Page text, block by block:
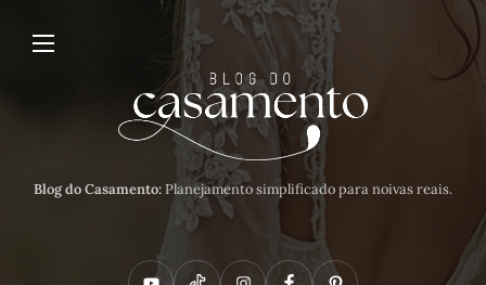
Blog do Casamento:Planejamento simplificado para noivas reais.